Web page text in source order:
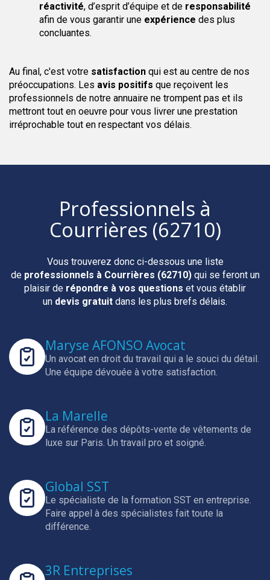
réactivité, d’esprit d’équipe et de responsabilité
afin de vous garantir une expérience des plus
concluantes.
Au final, c'est votre satisfaction qui est au centre de nos
préoccupations. Les avis positifs que reçoivent les
professionnels de notre annuaire ne trompent pas et ils
mettront tout en oeuvre pour vous livrer une prestation
irréprochable tout en respectant vos délais.
Professionnels à
Courrières (62710)
Vous trouverez donc ci-dessous une liste
de professionnels à Courrières (62710)qui se feront un
plaisir de répondre à vos questions et vous établir
un devis gratuit dans les plus brefs délais.
Maryse AFONSO Avocat
Un avocat en droit du travail qui a le souci du détail.
Une équipe dévouée à votre satisfaction.
La Marelle
La référence des dépôts-vente de vêtements de
luxe sur Paris. Un travail pro et soigné.
Global SST
Le spécialiste de la formation SST en entreprise.
Faire appel à des spécialistes fait toute la
différence.
3R Entreprises